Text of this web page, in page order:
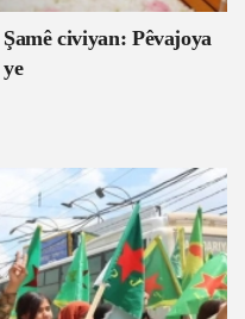
civiyan: Pêvajoya